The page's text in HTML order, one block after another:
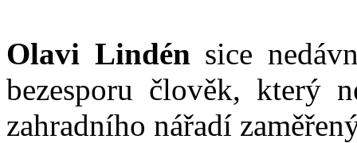
Olavi Lindén sice
bezesporu člověk, který
zahradního nářadí